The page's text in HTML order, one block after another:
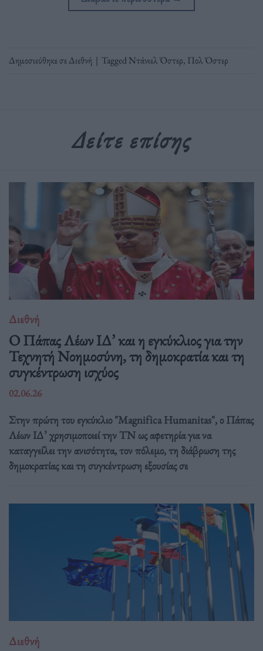
Δημοσιεύθηκε σεΔιεθνή | TaggedΝτάνιελ Όστερ, Πολ Όστερ
Δείτε επίσης
Διεθνή
Ο Πάπας Λέων ΙΔ’ και η εγκύκλιος για την
Τεχνητή Νοημοσύνη, τη δημοκρατία και τη
συγκέντρωση ισχύος
02.06.26
Στην πρώτη του εγκύκλιο "Magnifica Humanitas", ο Πάπας
Λέων ΙΔ’ χρησιμοποιεί την ΤΝ ως αφετηρία για να
καταγγείλει την ανισότητα, τον πόλεμο, τη διάβρωση της
δημοκρατίας και τη συγκέντρωση εξουσίας σε
Διεθνή